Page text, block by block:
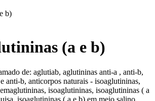
b)
(a e b)
de: aglutiab, aglutininas anti-a , anti-b,
anti-b, anticorpos naturais - isoaglutininas,
isoaglutininas, isoaglutininas ( a
isoaglutininas ( a e b) em meio salino,